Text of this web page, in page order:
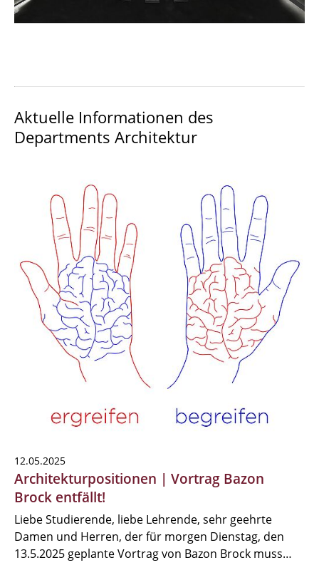
Aktuelle Informationen des
Departments Architektur
12.05.2025
Architekturpositionen | Vortrag Bazon
Brock entfällt!
Liebe Studierende, liebe Lehrende, sehr geehrte
Damen und Herren, der für morgen Dienstag, den
13.5.2025 geplante Vortrag von Bazon Brock muss…